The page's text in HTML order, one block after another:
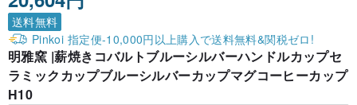
送料無料
Pinkoi 指定便-10,000円以上購入で送料無料&関税ゼロ!
明雅窯 |薪焼きコバルトブルーシルバーハンドルカップセ
ラミックカップブルーシルバーカップマグコーヒーカップ
H10